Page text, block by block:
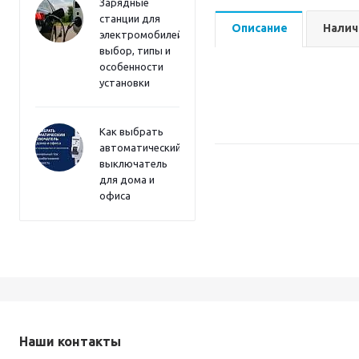
Зарядные
станции для
электромобилей:
выбор, типы и
особенности
установки
Как выбрать
автоматический
выключатель
для дома и
офиса
Описание
Наши контакты